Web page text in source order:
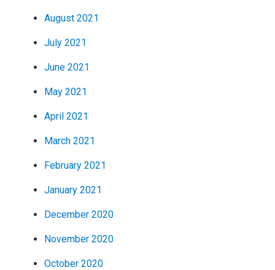
August 2021
July 2021
June 2021
May 2021
April 2021
March 2021
February 2021
January 2021
December 2020
November 2020
October 2020